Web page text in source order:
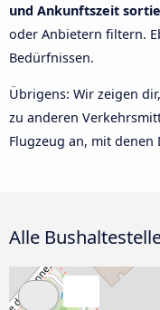
und Ankunftszeit
oder Anbietern filtern.
Bedürfnissen.
Übrigens: Wir zeigen
zu anderen
Flugzeug an, mit
Alle